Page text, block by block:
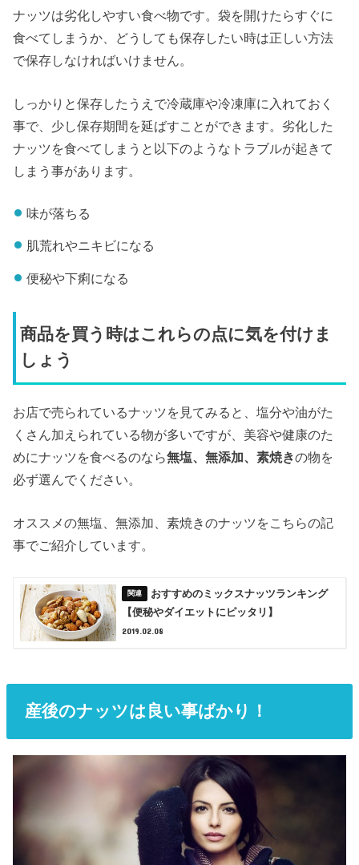
ナッツは劣化しやすい食べ物です。袋を開けたらすぐに
食べてしまうか、どうしても保存したい時は正しい方法
で保存しなければいけません。
しっかりと保存したうえで冷蔵庫や冷凍庫に入れておく
事で、少し保存期間を延ばすことができます。劣化した
ナッツを食べてしまうと以下のようなトラブルが起きて
しまう事があります。
味が落ちる
肌荒れやニキビになる
便秘や下痢になる
商品を買う時はこれらの点に気を付けま
しょう
お店で売られているナッツを見てみると、塩分や油がた
くさん加えられている物が多いですが、美容や健康のた
めにナッツを食べるのなら無塩、無添加、素焼きの物を
必ず選んでください。
オススメの無塩、無添加、素焼きのナッツをこちらの記
事でご紹介しています。
おすすめのミックスナッツランキング
【便秘やダイエットにピッタリ】
2019.02.08
産後のナッツは良い事ばかり！